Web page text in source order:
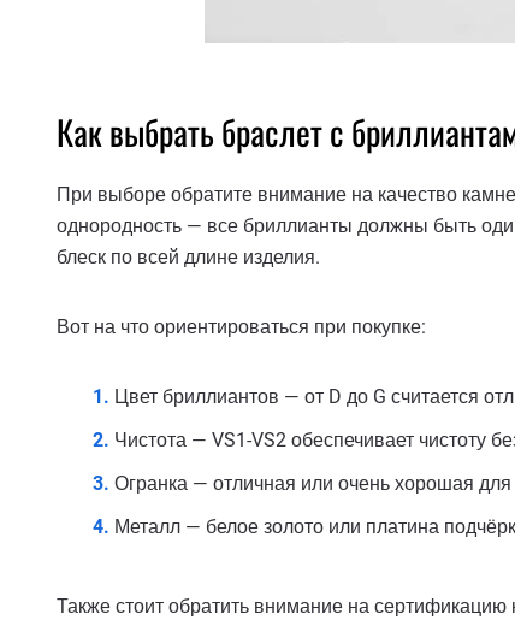
Как выбрать браслет с
При выборе обратите внимание на качество
однородность — все бриллианты должны быть
блеск по всей длине изделия.
Вот на что ориентироваться при покупке:
Цвет бриллиантов — от D до G считается
Чистота — VS1-VS2 обеспечивает чистоту
Огранка — отличная или очень хорошая для
Металл — белое золото или платина
Также стоит обратить внимание на сертификацию